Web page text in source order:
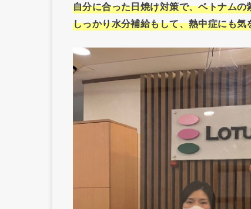
自分に合った日焼け対策で、ベトナム
しっかり水分補給もして、熱中症にも気